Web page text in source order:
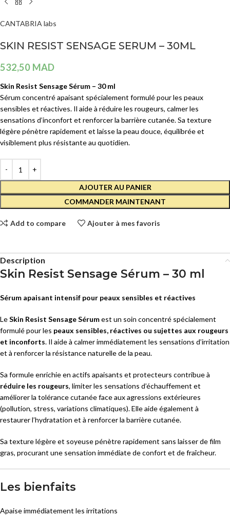
CANTABRIA labs
SKIN RESIST SENSAGE SERUM – 30ML
532,50 MAD
Skin Resist Sensage Sérum – 30 ml
Sérum concentré apaisant spécialement formulé pour les peaux
sensibles et réactives. Il aide à réduire les rougeurs, calmer les
sensations d’inconfort et renforcer la barrière cutanée. Sa texture
légère pénètre rapidement et laisse la peau douce, équilibrée et
visiblement plus résistante au quotidien.
AJOUTER AU PANIER
COMMANDER MAINTENANT
Add to compare Ajouter à mes favoris
Description
Skin Resist Sensage Sérum – 30 ml
Sérum apaisant intensif pour peaux sensibles et réactives
LeSkin Resist Sensage Sérumest un soin concentré spécialement
formulé pour les peaux sensibles, réactives ou sujettes aux rougeurs
et inconforts. Il aide à calmer immédiatement les sensations d’irritation
et à renforcer la résistance naturelle de la peau.
Sa formule enrichie en actifs apaisants et protecteurs contribue à
réduire les rougeurs, limiter les sensations d’échauffement et
améliorer la tolérance cutanée face aux agressions extérieures
(pollution, stress, variations climatiques). Elle aide également à
restaurer l’hydratation et à renforcer la barrière cutanée.
Sa texture légère et soyeuse pénètre rapidement sans laisser de film
gras, procurant une sensation immédiate de confort et de fraîcheur.
Les bienfaits
Apaise immédiatement les irritations